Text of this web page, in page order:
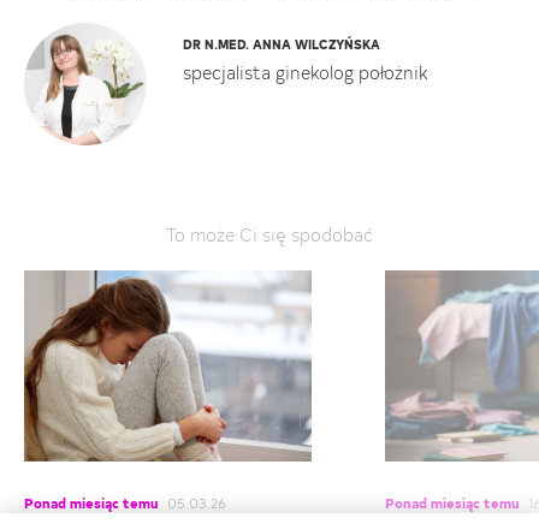
DR N.MED. ANNA WILCZYŃSKA
specjalista ginekolog położnik
To może Ci się spodobać
Ponad miesiąc temu 05.03.26 Ponad miesiąc temu